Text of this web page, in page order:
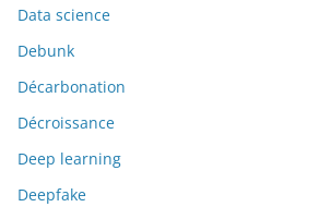
Data science
Debunk
Décarbonation
Décroissance
Deep learning
Deepfake